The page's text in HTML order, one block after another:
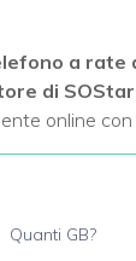
a rate
di
online con
Quanti GB?